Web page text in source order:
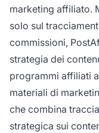
marketing affiliato.
solo sul
commissioni,
strategia dei
programmi affiliati
materiali di
che combina
strategica sui